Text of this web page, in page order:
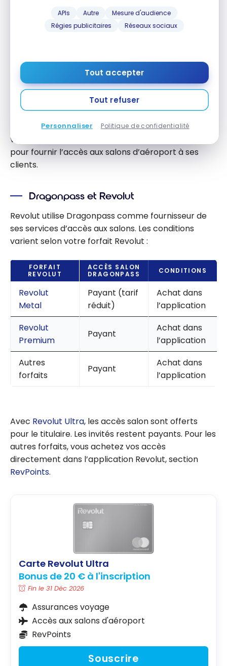
APIs Autre
Mesure d'audience
Régies publicitaires
Réseaux sociaux
Tout accepter
Tout refuser
Personnaliser Politique de confidentialité
titulaire de l’abonnement doit être
présent.
Cartes bancaires compatibles
avec Dragonpass
En France, plusieurs cartes bancaires intègrent
Dragonpass dans leurs avantages. La principale
voie d’accès reste
pour fournir l’accès aux salons d’aéroport à ses
clients.
Dragonpass et Revolut
Revolut utilise Dragonpass comme fournisseur de
ses services d’accès aux salons. Les conditions
varient selon votre forfait Revolut :
FORFAIT
REVOLUT
ACCÈS SALON
DRAGONPASS
CONDITIONS
Revolut
Metal
Payant (tarif
réduit)
Achat dans
l’application
Revolut
Premium
Payant
Achat dans
l’application
Autres
forfaits
Payant
Achat dans
l’application
Avec Revolut Ultra, les accès salon sont offerts
pour le titulaire. Les invités restent payants. Pour les
autres forfaits, vous achetez vos accès
directement dans l’application Revolut, section
RevPoints.
Carte Revolut Ultra
Bonus de 20 € à l'inscription
Fin le 31 Déc 2026
Assurances voyage
Accès aux salons d'aéroport
RevPoints
Souscrire